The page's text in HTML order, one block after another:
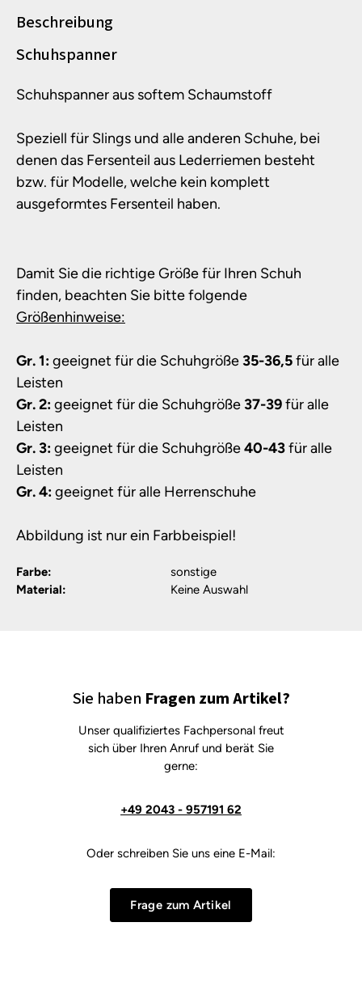
Beschreibung
Produktinformationen
Schuhspanner
Schuhspanner aus softem Schaumstoff
Speziell für Slings und alle anderen Schuhe, bei
denen das Fersenteil aus Lederriemen besteht
bzw. für Modelle, welche kein komplett
ausgeformtes Fersenteil haben.
Damit Sie die richtige Größe für Ihren Schuh
finden, beachten Sie bitte folgende
Größenhinweise:
Gr. 1:geeignet für die Schuhgröße35-36,5für alle
Leisten
Gr. 2:geeignet für die Schuhgröße37-39für alle
Leisten
Gr. 3:geeignet für die Schuhgröße40-43für alle
Leisten
Gr. 4:geeignet für alle Herrenschuhe
Abbildung ist nur ein Farbbeispiel!
Farbe:
sonstige
Material:
Keine Auswahl
Sie haben Fragen zum Artikel?
Unser qualifiziertes Fachpersonal freut
sich über Ihren Anruf und berät Sie
gerne:
+49 2043 - 957191 62
Oder schreiben Sie uns eine E-Mail:
Frage zum Artikel